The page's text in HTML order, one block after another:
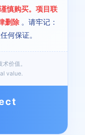
慎购买。项目联
删除 。请牢记：
何保证。
价值。
value.